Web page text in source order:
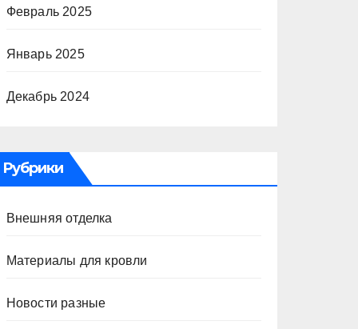
Февраль 2025
Январь 2025
Декабрь 2024
Рубрики
Внешняя отделка
Материалы для кровли
Новости разные